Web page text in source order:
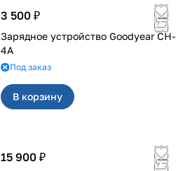
3 500 ₽
Зарядное устройство Goodyear CH-
4A
Под заказ
В корзину
15 900 ₽